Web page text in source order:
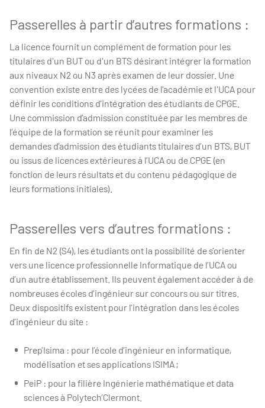
Passerelles à partir d’autres formations :
La licence fournit un complément de formation pour les
titulaires d'un BUT ou d'un BTS désirant intégrer la formation
aux niveaux N2 ou N3 après examen de leur dossier. Une
convention existe entre des lycées de l’académie et l'UCA pour
définir les conditions d’intégration des étudiants de CPGE.
Une commission d’admission constituée par les membres de
l’équipe de la formation se réunit pour examiner les
demandes d’admission des étudiants titulaires d’un BTS, BUT
ou issus de licences extérieures à l’UCA ou de CPGE (en
fonction de leurs résultats et du contenu pédagogique de
leurs formations initiales).
Passerelles vers d’autres formations :
En fin de N2 (S4), les étudiants ont la possibilité de s’orienter
vers une licence professionnelle Informatique de l’UCA ou
d’un autre établissement. Ils peuvent également accéder à de
nombreuses écoles d’ingénieur sur concours ou sur titres.
Deux dispositifs existent pour l’intégration dans les écoles
d’ingénieur du site :
Prep’Isima : pour l’école d’ingénieur en informatique,
modélisation et ses applications ISIMA ;
PeiP : pour la filière Ingénierie mathématique et data
sciences à Polytech’Clermont.